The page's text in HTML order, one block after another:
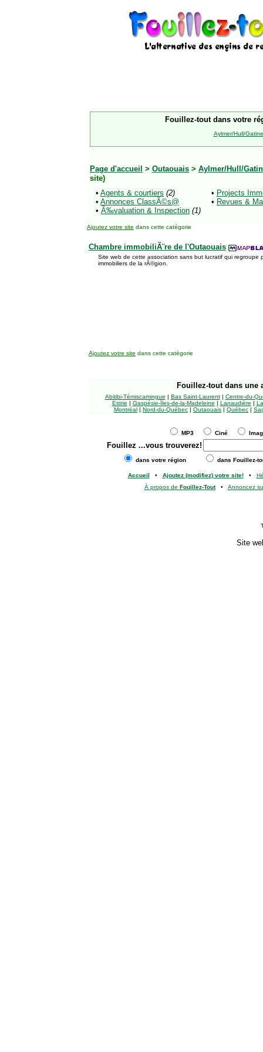
Fouillez-tout dans votre
Aylmer/Hull/
Page d'accueil > Outaouais > Aylmer/Hull/
site)
• Agents & courtiers (2)
• Annonces ClassÃ©s@
• Ã‰valuation & Inspection (1)
• Projects
• Revues &
Ajoutez votre site dans cette catégorie
Chambre immobiliÃ¨re de l'Outaouais
Site web de cette association sans but lucratif qui regroupe
immobiliers de la rÃ©gion.
Ajoutez votre site dans cette catégorie
Fouillez-tout dans une
Abitibi-Témiscamingue | Bas Saint-Laurent| Centre-du-
Estrie | Gaspésie-Îles-de-la-Madeleine | Lanaudière |
Montréal | Nord-du-Québec | Outaouais | Québec |
MP3 Ciné
Fouillez ...vous trouverez!
dans votre région dans Fouillez-
Accueil • Ajoutez (modifiez) votre site!•
À propos de Fouillez-Tout• Annoncez
Site